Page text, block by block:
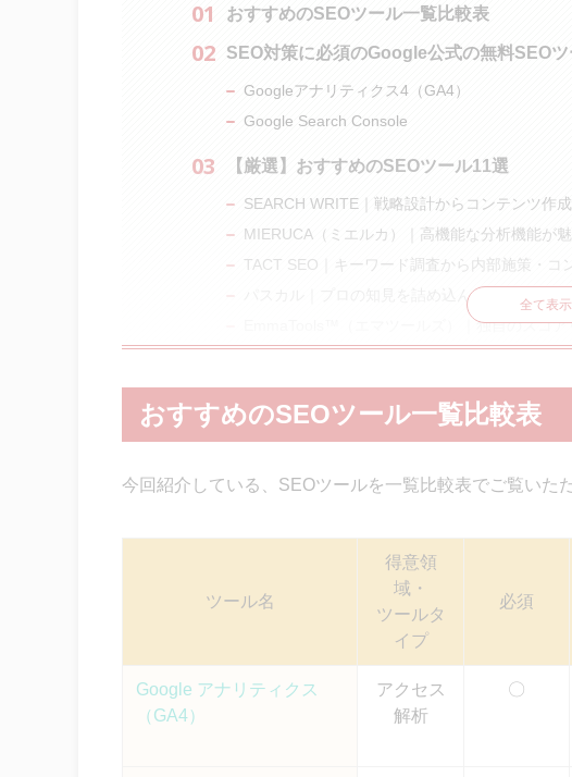
おすすめのSEOツール一覧比較表
SEO対策に必須のGoogle公式の無料SEOツ
Googleアナリティクス4（GA4）
Google Search Console
【厳選】おすすめのSEOツール11選
SEARCH WRITE｜戦略設計からコンテンツ作
MIERUCA（ミエルカ）｜高機能な分析機能が
TACT SEO｜キーワード調査から内部施策・コ
パスカル｜プロの知見を詰め込んだSEOツール
EmmaTools™（エマツールズ）｜独自のスコ
トランスコープ｜最新APIであるOpenAI o1を
ラッコキーワード｜無料で使えるキーワード分
キーワードプランナー｜検索ボリュームを調査
Google Trends｜検索キーワードのトレンドを
無料で使えるSEOツール
総合的に分析できるオールインワンSEOツール
コンテンツSEO・記事作成に特化したSEOツー
SEO内部対策に強いツール（テクニカルSEOツ
SEO外部対策（被リンク調査）に強いツール
全て表示
おすすめのSEOツール一覧比較表
今回紹介している、SEOツールを一覧比較表でご覧いた
ツール名
得意領
域・
ツールタ
イプ
必須
Google アナリティクス
（GA4）
アクセス
解析
〇